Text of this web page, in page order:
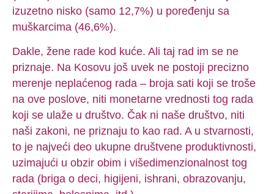
izuzetno nisko (samo 12,7%) u poređenju sa
muškarcima (46,6%).
Dakle, žene rade kod kuće. Ali taj rad im se ne
priznaje. Na Kosovu još uvek ne postoji precizno
merenje neplaćenog rada – broja sati koji se troše
na ove poslove, niti monetarne vrednosti tog rada
koji se ulaže u društvo. Čak ni naše društvo, niti
naši zakoni, ne priznaju to kao rad. A u stvarnosti,
to je najveći deo ukupne društvene produktivnosti,
uzimajući u obzir obim i višedimenzionalnost tog
rada (briga o deci, higijeni, ishrani, obrazovanju,